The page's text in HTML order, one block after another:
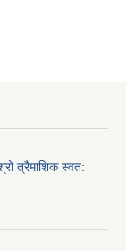
त्रैमाशिक स्वत: